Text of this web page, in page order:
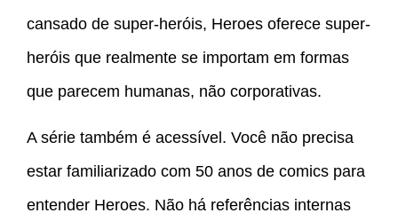
cansado de super-heróis, Heroes oferece super-
heróis que realmente se importam em formas
que parecem humanas, não corporativas.
A série também é acessível. Você não precisa
estar familiarizado com 50 anos de comics para
entender Heroes. Não há referências internas